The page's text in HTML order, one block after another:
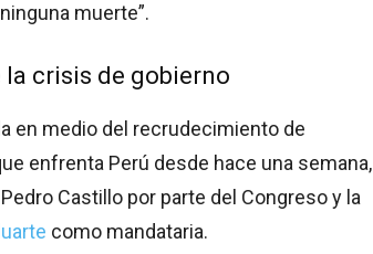
muerte”.
crisis de gobierno
en medio del recrudecimiento de
enfrenta Perú desde hace una semana,
Castillo por parte del Congreso y la
como mandataria.